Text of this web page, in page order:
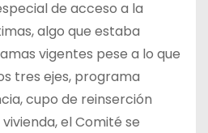
de acceso a la
algo que estaba
vigentes pese a lo que
tres ejes, programa
cupo de reinserción
el Comité se